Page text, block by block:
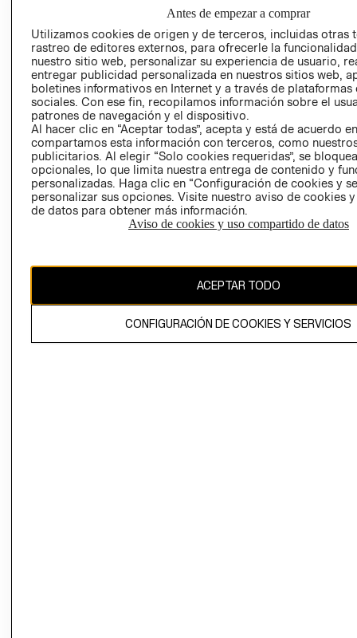
EMPRESARIAL
CONDICIONES
AVISO DE
PRIVACIDAD
GIFT CARD
AVISO DE
El contenido de esta página web está protegido por copyright y es
Antes de empezar a comprar
Utilizamos cookies de origen y de terceros, incluidas otras
rastreo de editores externos, para ofrecerle la
nuestro sitio web, personalizar su experiencia de usuario,
entregar publicidad personalizada en nuestros sitios web,
boletines informativos en Internet y a través de plataformas
sociales. Con ese fin, recopilamos información sobre el
patrones de navegación y el dispositivo.
Al hacer clic en “Aceptar todas”, acepta y está de acuerdo
compartamos esta información con terceros, como
publicitarios. Al elegir “Solo cookies requeridas”, se
opcionales, lo que limita nuestra entrega de contenido y
personalizadas. Haga clic en “Configuración de cookies y
personalizar sus opciones. Visite nuestro aviso de cookies
de datos para obtener más información.
Aviso de cookies y uso compartido de datos
ACEPTAR TODO
CONFIGURACIÓN DE COOKIES Y SERVICIOS